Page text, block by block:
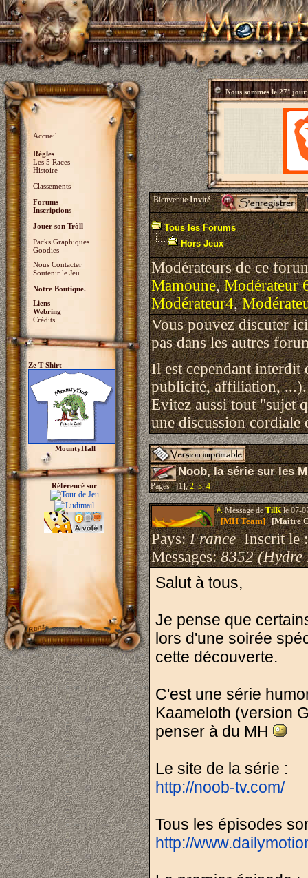
Accueil
Règles
Les 5 Races
Histoire
Classements
Forums
Inscriptions
Jouer son Trõll
Packs Graphiques
Goodies
Nous Contacter
Soutenir le Jeu.
Notre Boutique.
Liens
Webring
Crédits
Ze T-Shirt
MountyHall
Référencé sur
Nous sommes le27° jour
BienvenueInvité
Tous les Forums
Hors Jeux
Modérateurs de ce
Mamoune,Modérateur
Modérateur4,
Vous pouvez discuter
pas dans les autres
Il est cependant
publicité, affiliation, ...).
Evitez aussi tout "sujet
une discussion cordiale
Noob, la série sur les
Pages :[1],2,3,4
#.Message deTilKle 07-
[MH Team][Maître
Pays:FranceInscrit le
Messages:8352 (Hydre
Salut à tous,
Je pense que
lors d'une soirée
cette découverte.
C'est une série
Kaameloth (version
penser à du MH
Le site de la série :
http://noob-tv.com/
Tous les épisodes
http://